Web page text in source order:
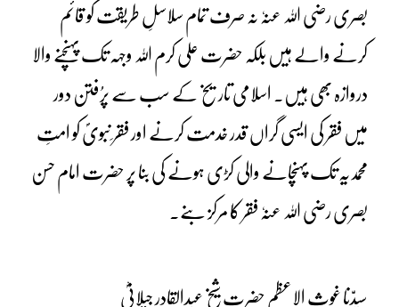
بصری رضی اللہ عنہٗ نہ صرف تمام سلاسلِ طریقت کو قائم
کرنے والے ہیں بلکہ حضرت علی کرم اللہ وجہہ تک پہنچنے والا
دروازہ بھی ہیں۔ اسلامی تاریخ کے سب سے پرُفتن دور
میں فقر کی ایسی گراں قدر خدمت کرنے اور فقر ِنبویؐ کو امتِ
محمدیہ تک پہنچانے والی کڑی ہونے کی بنا پر حضرت امام حسن
بصری رضی اللہ عنہٗ فقر کا مرکز بنے۔
سیدّنا غوث الاعظم حضرت شیخ عبدالقادر جیلانیؓ